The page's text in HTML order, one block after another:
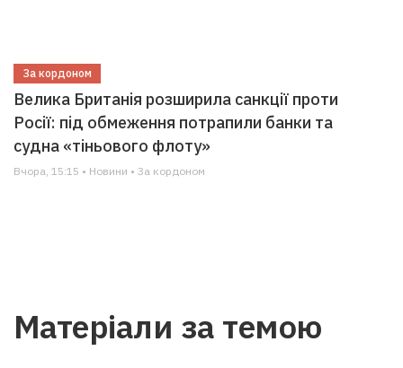
За кордоном
Велика Британія розширила санкції проти
Росії: під обмеження потрапили банки та
судна «тіньового флоту»
Вчора, 15:15 • Новини • За кордоном
Матеріали за темою